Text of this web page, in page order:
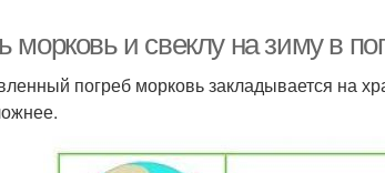
морковь и свеклу на зиму в
погреб морковь закладывается на